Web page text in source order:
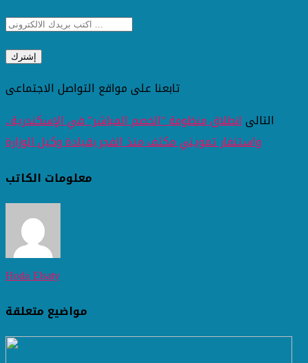
تابعنا على مواقع التواصل الاجتماعى
التالىانطلاق منظومة "الخصم المباشر" في الإسكندرية..
واستنفار تمويني مكثف منذ الفجر بقيادة وكيل الوزارة
معلومات الكاتب
Hoda Elsaty
مواضيع متعلقة